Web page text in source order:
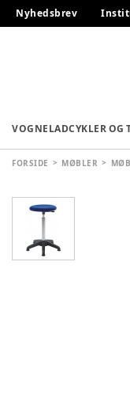
Nyhedsbrev
VOGNELADCYKLER OG
FORSIDE MØBLER